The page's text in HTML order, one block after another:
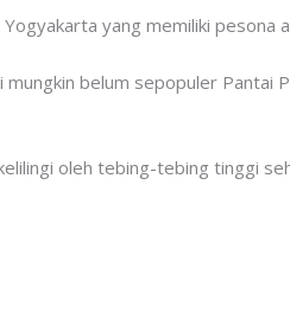
yang memiliki pesona
belum sepopuler Pantai
oleh tebing-tebing tinggi